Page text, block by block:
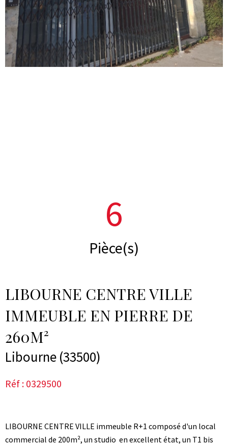
6
Pièce(s)
LIBOURNE CENTRE VILLE
IMMEUBLE EN PIERRE DE
260M²
Libourne (33500)
Réf : 0329500
LIBOURNE CENTRE VILLE immeuble R+1 composé d'un local
commercial de 200m², un studio en excellent état, un T1 bis